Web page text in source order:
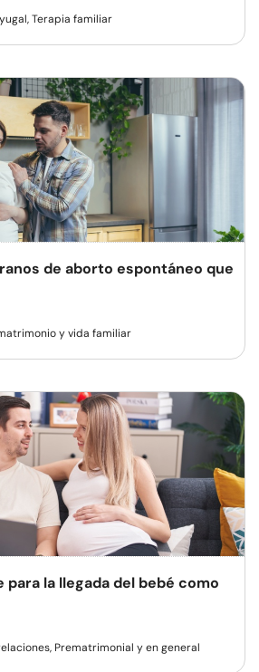
Terapia familiar
de aborto espontáneo que
y vida familiar
para la llegada del bebé como
Prematrimonial y en general